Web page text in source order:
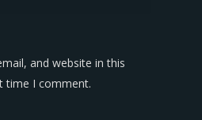
and website in this
time I comment.